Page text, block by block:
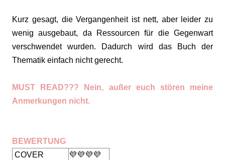
Kurz gesagt, die Vergangenheit ist nett, aber leider zu
wenig ausgebaut, da Ressourcen für die Gegenwart
verschwendet wurden. Dadurch wird das Buch der
Thematik einfach nicht gerecht.
MUST READ??? Nein, außer euch stören meine
Anmerkungen nicht.
BEWERTUNG
COVER
💜💜💜💜